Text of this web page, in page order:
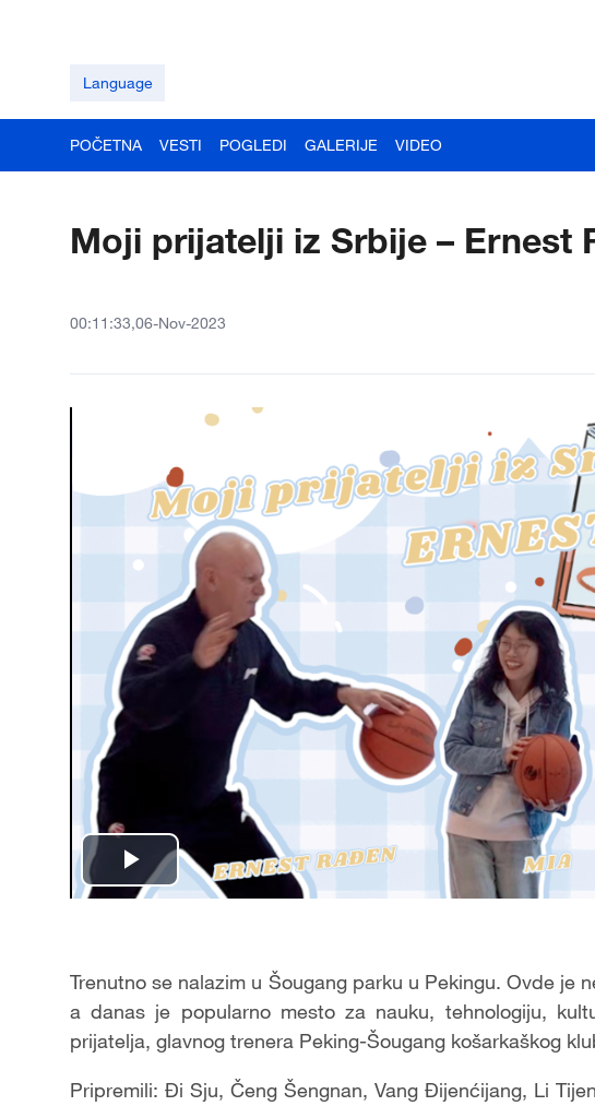
Language
POČETNA VESTI POGLEDI GALERIJE VIDEO
Moji prijatelji iz Srbije – Ernest
00:11:33,06-Nov-2023
Play
Trenutno se nalazim u Šougang parku u Pekingu. Ovde je
a danas je popularno mesto za nauku, tehnologiju,
prijatelja, glavnog trenera Peking-Šougang košarkaškog
Pripremili: Đi Sju, Čeng Šengnan, Vang Đijenćijang, Li